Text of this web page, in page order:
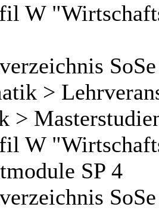
W
>
>
W
SP 4